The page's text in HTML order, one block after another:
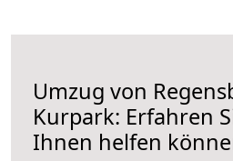
Umzug von
Kurpark: Erfahren
Ihnen helfen